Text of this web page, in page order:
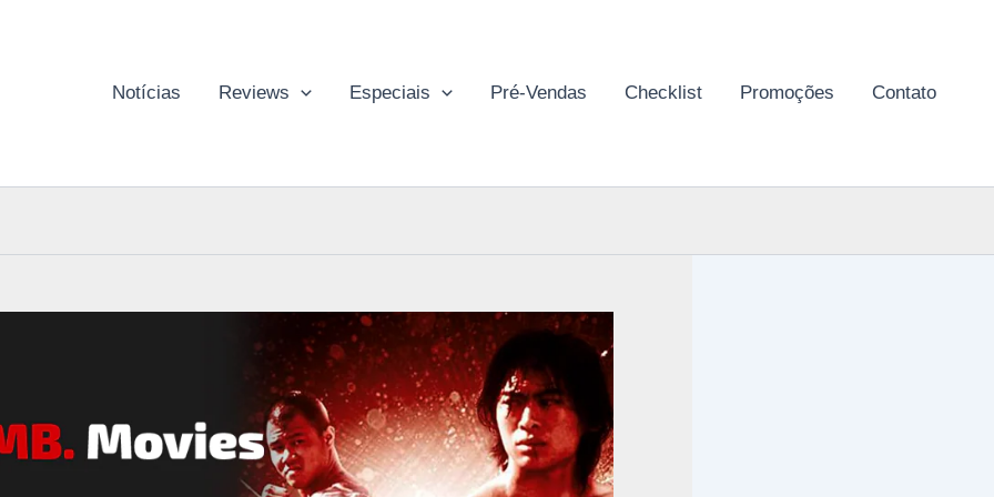
Notícias Reviews Especiais Pré-Vendas Checklist Promoções Contato